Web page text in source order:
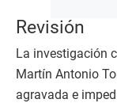
Revisión
La investigación
Martín Antonio
agravada e